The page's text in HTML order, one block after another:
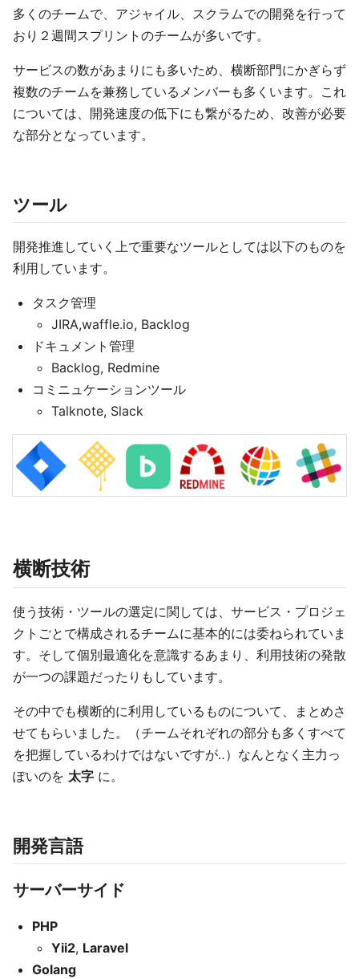
多くのチームで、アジャイル、スクラムでの開発を行って
おり２週間スプリントのチームが多いです。
サービスの数があまりにも多いため、横断部門にかぎらず
複数のチームを兼務しているメンバーも多くいます。これ
については、開発速度の低下にも繋がるため、改善が必要
な部分となっています。
ツール
開発推進していく上で重要なツールとしては以下のものを
利用しています。
タスク管理
JIRA,waffle.io, Backlog
ドキュメント管理
Backlog, Redmine
コミニュケーションツール
Talknote, Slack
横断技術
使う技術・ツールの選定に関しては、サービス・プロジェ
クトごとで構成されるチームに基本的には委ねられていま
す。そして個別最適化を意識するあまり、利用技術の発散
が一つの課題だったりもしています。
その中でも横断的に利用しているものについて、まとめさ
せてもらいました。（チームそれぞれの部分も多くすべて
を把握しているわけではないですが‥）なんとなく主力っ
ぽいのを 太字 に。
開発言語
サーバーサイド
PHP
Yii2, Laravel
Golang